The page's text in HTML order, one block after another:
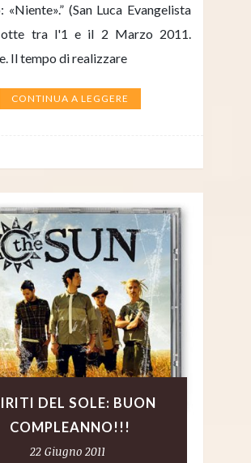
«Niente».” (San Luca Evangelista
tra l'1 e il 2 Marzo 2011.
Il tempo di realizzare
CONTINUA A LEGGERE
DEL SOLE: BUON
COMPLEANNO!!!
22 Giugno 2011